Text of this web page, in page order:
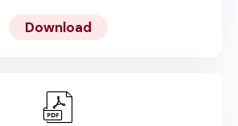
Download